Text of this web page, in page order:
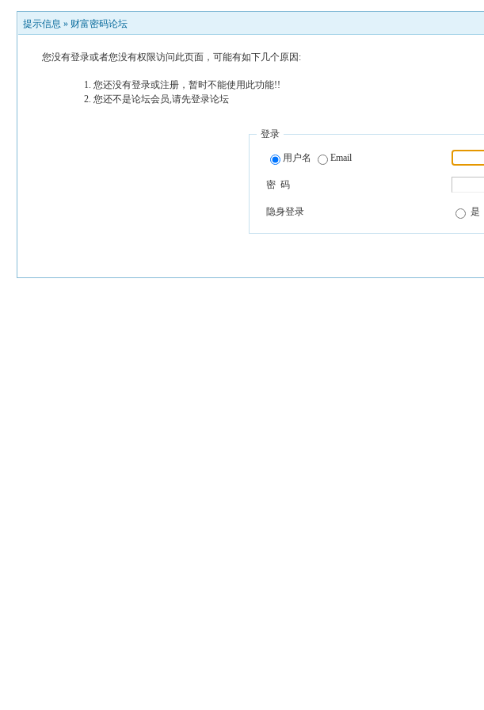
提示信息 » 财富密码论坛
您没有登录或者您没有权限访问此页面，可能有如下几个原因:
您还没有登录或注册，暂时不能使用此功能!!
您还不是论坛会员,请先登录论坛
登录
用户名 Email
密 码
隐身登录 是